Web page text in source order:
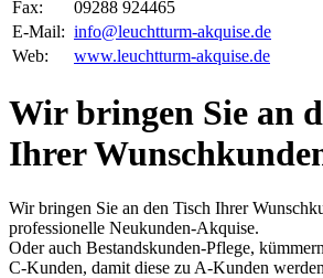
Fax:
09288 924465
E-Mail: info@leuchtturm-akquise.de
Web:
www.leuchtturm-akquise.de
Wir bringen Sie an
Ihrer
Wir bringen Sie an den Tisch Ihrer
professionelle Neukunden-Akquise.
Oder auch Bestandskunden-Pflege,
C-Kunden, damit diese zu A-Kunden